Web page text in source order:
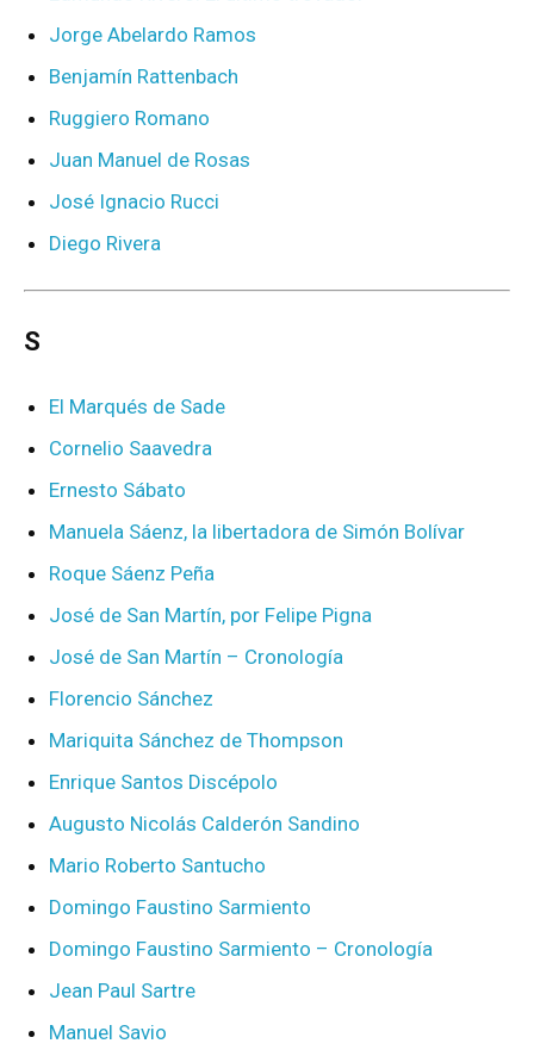
Jorge Abelardo Ramos
Benjamín Rattenbach
Ruggiero Romano
Juan Manuel de Rosas
José Ignacio Rucci
Diego Rivera
S
El Marqués de Sade
Cornelio Saavedra
Ernesto Sábato
Manuela Sáenz, la libertadora de Simón Bolívar
Roque Sáenz Peña
José de San Martín, por Felipe Pigna
José de San Martín – Cronología
Florencio Sánchez
Mariquita Sánchez de Thompson
Enrique Santos Discépolo
Augusto Nicolás Calderón Sandino
Mario Roberto Santucho
Domingo Faustino Sarmiento
Domingo Faustino Sarmiento – Cronología
Jean Paul Sartre
Manuel Savio